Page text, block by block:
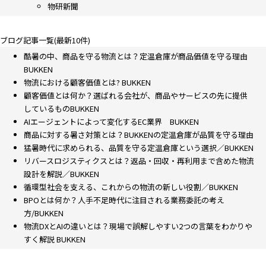
物研新聞
ブログ記事一覧(最新10件)
酷暑の中、商品を守る物流とは？定温倉庫が商品価値を守る理由
BUKKEN
物流における顧客価値とは? BUKKEN
顧客価値とは何か？選ばれる会社が、商品やサービスの先に提供
しているものBUKKEN
AIエージェントによって変化するEC業界 BUKKEN
商品に対する暑さ対策とは？BUKKENの定温倉庫が品質を守る理由
猛暑時代に求められる、品質を守る定温倉庫という選択／BUKKEN
リバースロジスティクスとは？返品・回収・再利用まで含めた物流
設計を解説／BUKKEN
循環型社会を支える、これからの物流の新しい役割／BUKKEN
BPOとは何か？人手不足時代に注目される業務委託の考え
方/BUKKEN
物流DXとAIの違いとは？現場で誤解しやすい2つの言葉をわかりや
すく解説 BUKKEN